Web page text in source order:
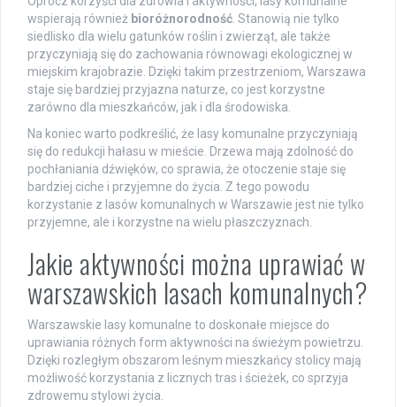
wspierają również bioróżnorodność. Stanowią nie tylko
siedlisko dla wielu gatunków roślin i zwierząt, ale także
przyczyniają się do zachowania równowagi ekologicznej w
miejskim krajobrazie. Dzięki takim przestrzeniom, Warszawa
staje się bardziej przyjazna naturze, co jest korzystne
zarówno dla mieszkańców, jak i dla środowiska.
Na koniec warto podkreślić, że lasy komunalne przyczyniają
się do redukcji hałasu w mieście. Drzewa mają zdolność do
pochłaniania dźwięków, co sprawia, że otoczenie staje się
bardziej ciche i przyjemne do życia. Z tego powodu
korzystanie z lasów komunalnych w Warszawie jest nie tylko
przyjemne, ale i korzystne na wielu płaszczyznach.
Jakie aktywności można uprawiać w
warszawskich lasach komunalnych?
Warszawskie lasy komunalne to doskonałe miejsce do
uprawiania różnych form aktywności na świeżym powietrzu.
Dzięki rozległym obszarom leśnym mieszkańcy stolicy mają
możliwość korzystania z licznych tras i ścieżek, co sprzyja
zdrowemu stylowi życia.